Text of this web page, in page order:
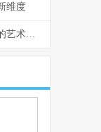
维度
王者更新皮肤碎片换啥，副标题，碎片抉择的艺术与智慧